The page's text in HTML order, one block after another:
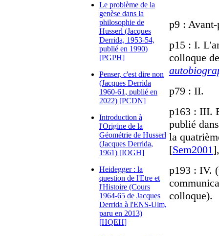
Le problème de la
genèse dans la
philosophie de
Husserl (Jacques
Derrida, 1953-54,
publié en 1990)
[PGPH]
Penser, c'est dire non
(Jacques Derrida
1960-61, publié en
2022) [PCDN]
Introduction à
l'Origine de la
Géométrie de Husserl
(Jacques Derrida,
1961) [IOGH]
Heidegger : la
question de l'Etre et
l'Histoire (Cours
1964-65 de Jacques
Derrida à l'ENS-Ulm,
paru en 2013)
[HQEH]
p9 :
p15 : I.
colloque
p79 : II.
p163 : III.
publié
la
[Sem2001
p193 : IV.
colloque).